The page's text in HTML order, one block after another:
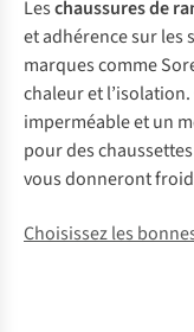
Leschaussures de
et adhérence sur les
marques comme
chaleur et
imperméable et un
pour des
vous donneront
Choisissez les